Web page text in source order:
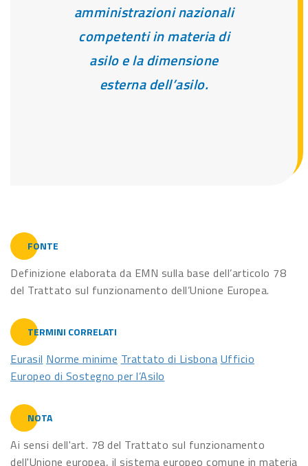
amministrazioni nazionali
competenti in materia di
asilo e la dimensione
esterna dell’asilo.
FONTE
Definizione elaborata da EMN sulla base dell’articolo 78
del Trattato sul funzionamento dell’Unione Europea.
TERMINI CORRELATI
Eurasil Norme minime Trattato di Lisbona Ufficio
Europeo di Sostegno per l’Asilo
NOTA
Ai sensi dell'art. 78 del Trattato sul funzionamento
dell'Unione europea, il sistema europeo comune in materia